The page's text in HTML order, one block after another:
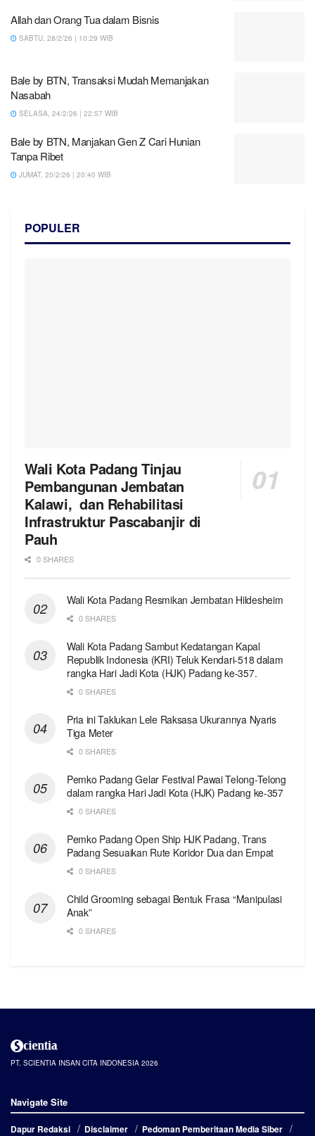
Allah dan Orang Tua dalam Bisnis
SABTU, 28/2/26 | 10:29 WIB
Bale by BTN, Transaksi Mudah Memanjakan
Nasabah
SELASA, 24/2/26 | 22:57 WIB
Bale by BTN, Manjakan Gen Z Cari Hunian
Tanpa Ribet
JUMAT, 20/2/26 | 20:40 WIB
POPULER
Wali Kota Padang Tinjau
Pembangunan Jembatan
Kalawi, dan Rehabilitasi
Infrastruktur Pascabanjir di
Pauh
0 SHARES
Wali Kota Padang Resmikan Jembatan Hildesheim
0 SHARES
Wali Kota Padang Sambut Kedatangan Kapal
Republik Indonesia (KRI) Teluk Kendari-518 dalam
rangka Hari Jadi Kota (HJK) Padang ke-357.
0 SHARES
Pria ini Taklukan Lele Raksasa Ukurannya Nyaris
Tiga Meter
0 SHARES
Pemko Padang Gelar Festival Pawai Telong-Telong
dalam rangka Hari Jadi Kota (HJK) Padang ke-357
0 SHARES
Pemko Padang Open Ship HJK Padang, Trans
Padang Sesuaikan Rute Koridor Dua dan Empat
0 SHARES
Child Grooming sebagai Bentuk Frasa “Manipulasi
Anak”
0 SHARES
PT. SCIENTIA INSAN CITA INDONESIA 2026
Navigate Site
Dapur Redaksi Disclaimer Pedoman Pemberitaan Media Siber